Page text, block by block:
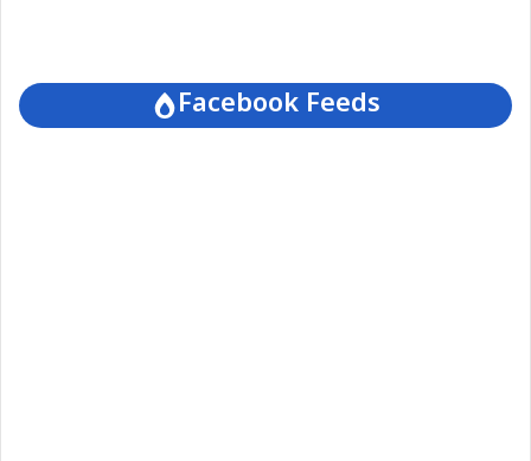
Facebook Feeds